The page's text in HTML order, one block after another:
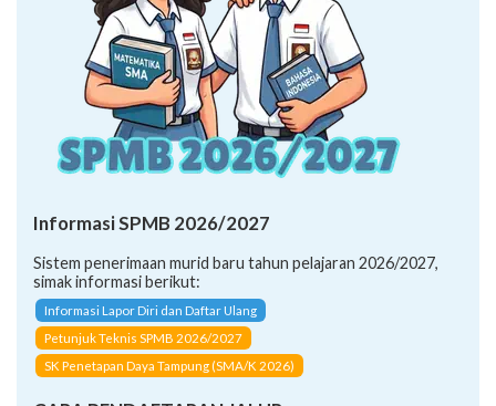
Informasi SPMB 2026/2027
Sistem penerimaan murid baru tahun pelajaran 2026/2027,
simak informasi berikut:
Informasi Lapor Diri dan Daftar Ulang
Petunjuk Teknis SPMB 2026/2027
SK Penetapan Daya Tampung (SMA/K 2026)